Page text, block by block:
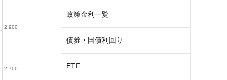
2,700
2,900
政策金利一覧
債券・国債利回り
ETF